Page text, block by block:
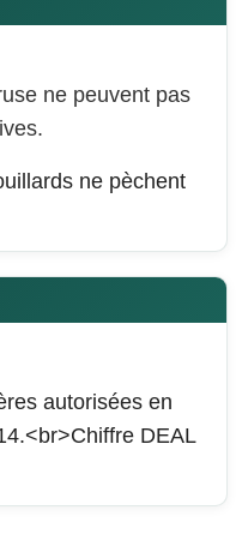
ne peuvent pas
ne pèchent
autorisées en
DEAL